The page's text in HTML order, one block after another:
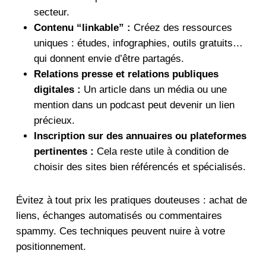
secteur.
Contenu “linkable” : Créez des ressources
uniques : études, infographies, outils gratuits…
qui donnent envie d’être partagés.
Relations presse et relations publiques
digitales : Un article dans un média ou une
mention dans un podcast peut devenir un lien
précieux.
Inscription sur des annuaires ou plateformes
pertinentes : Cela reste utile à condition de
choisir des sites bien référencés et spécialisés.
Évitez à tout prix les pratiques douteuses : achat de
liens, échanges automatisés ou commentaires
spammy. Ces techniques peuvent nuire à votre
positionnement.